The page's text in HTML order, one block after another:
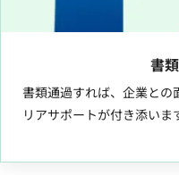
書
書類通過すれば、企業との
リアサポートが付き添いま